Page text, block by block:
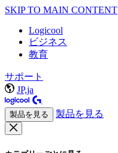
SKIP TO MAIN CONTENT
Logicool
ビジネス
教育
サポート
JP,ja
製品を見る 製品を見る